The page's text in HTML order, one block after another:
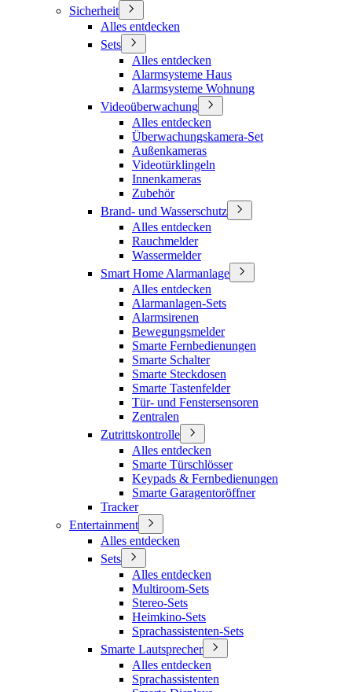
Sicherheit
Alles entdecken
Sets
Alles entdecken
Alarmsysteme Haus
Alarmsysteme Wohnung
Videoüberwachung
Alles entdecken
Überwachungskamera-Set
Außenkameras
Videotürklingeln
Innenkameras
Zubehör
Brand- und Wasserschutz
Alles entdecken
Rauchmelder
Wassermelder
Smart Home Alarmanlage
Alles entdecken
Alarmanlagen-Sets
Alarmsirenen
Bewegungsmelder
Smarte Fernbedienungen
Smarte Schalter
Smarte Steckdosen
Smarte Tastenfelder
Tür- und Fenstersensoren
Zentralen
Zutrittskontrolle
Alles entdecken
Smarte Türschlösser
Keypads & Fernbedienungen
Smarte Garagentoröffner
Tracker
Entertainment
Alles entdecken
Sets
Alles entdecken
Multiroom-Sets
Stereo-Sets
Heimkino-Sets
Sprachassistenten-Sets
Smarte Lautsprecher
Alles entdecken
Sprachassistenten